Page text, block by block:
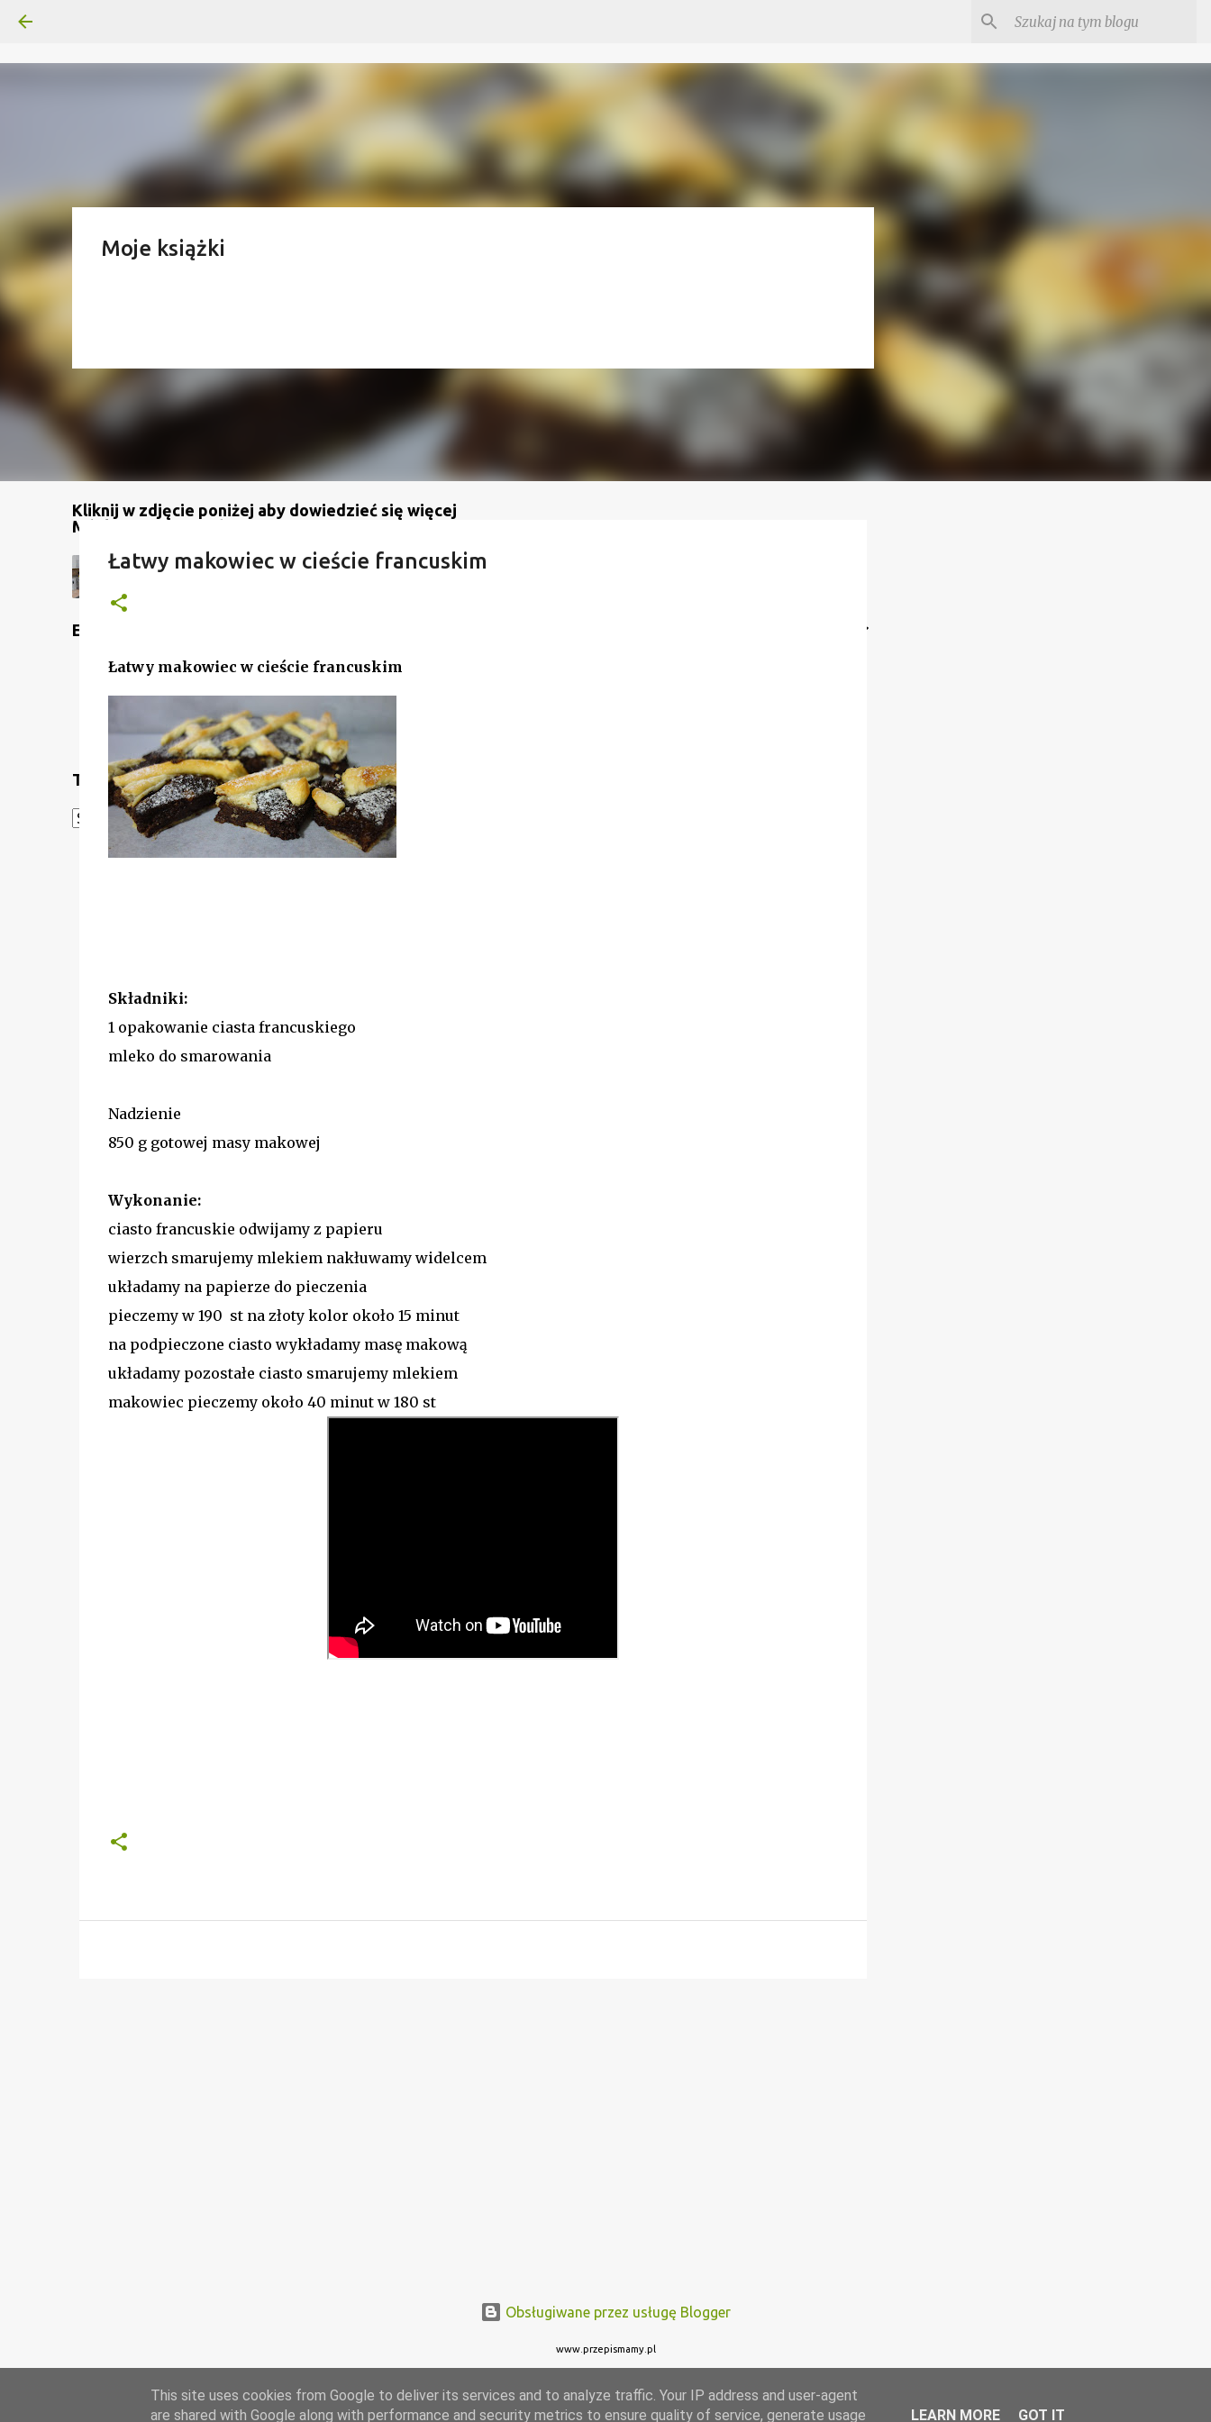
Kliknij w zdjęcie poniżej aby dowiedzieć się więcej
Moje książki
Mój kanał na YouTube
Etykiety
Translate
Powered by Translate
Łatwy makowiec w cieście francuskim
Łatwy makowiec w cieście francuskim
Składniki:
1 opakowanie ciasta francuskiego
mleko do smarowania
Nadzienie
850 g gotowej masy makowej
Wykonanie:
ciasto francuskie odwijamy z papieru
wierzch smarujemy mlekiem nakłuwamy widelcem
układamy na papierze do pieczenia
pieczemy w 190 st na złoty kolor około 15 minut
na podpieczone ciasto wykładamy masę makową
układamy pozostałe ciasto smarujemy mlekiem
makowiec pieczemy około 40 minut w 180 st
Obsługiwane przez usługę Blogger
www.przepismamy.pl
This site uses cookies from Google to deliver its services and to analyze traffic. Your IP address and user-agent
are shared with Google along with performance and security metrics to ensure quality of service, generate usage
LEARN MORE GOT IT